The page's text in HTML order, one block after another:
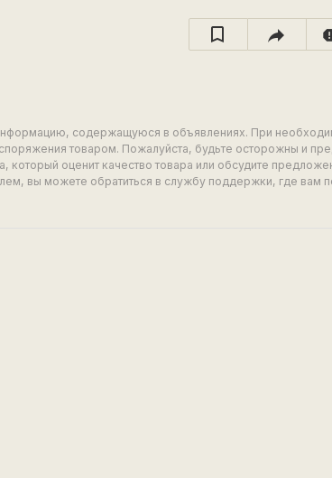
содержащуюся в объявлениях. При
товаром. Пожалуйста, будьте осторожны и
который оценит качество товара или обсудите
вы можете обратиться в службу поддержки, где вам